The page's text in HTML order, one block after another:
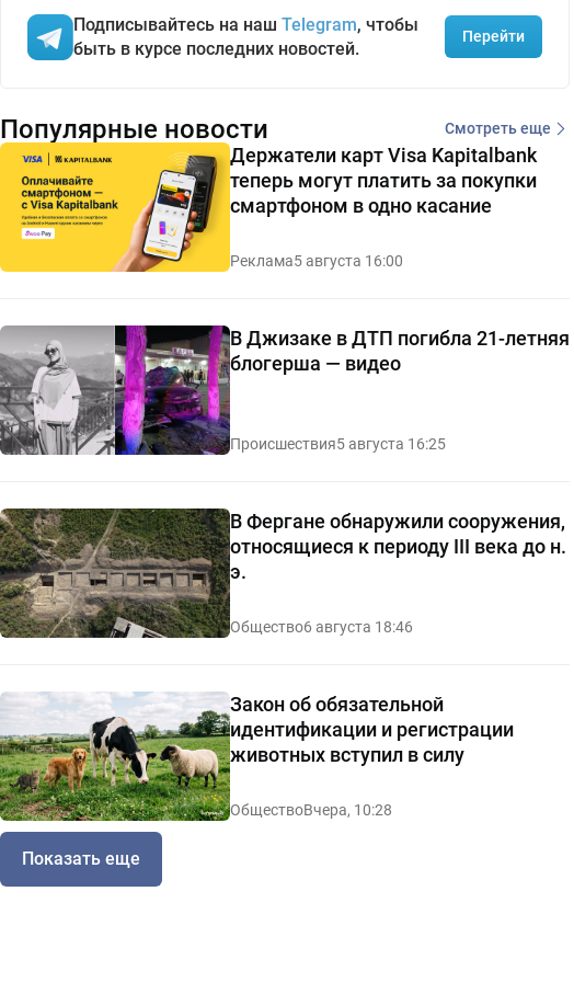
Подписывайтесь на наш Telegram, чтобы
быть в курсе последних новостей.
Перейти
Популярные новости Смотреть еще
Держатели карт Visa Kapitalbank
теперь могут платить за покупки
смартфоном в одно касание
Реклама5 августа 16:00
В Джизаке в ДТП погибла 21-летняя
блогерша — видео
Происшествия5 августа 16:25
В Фергане обнаружили сооружения,
относящиеся к периоду III века до н.
э.
Общество6 августа 18:46
Закон об обязательной
идентификации и регистрации
животных вступил в силу
ОбществоВчера, 10:28
Показать еще